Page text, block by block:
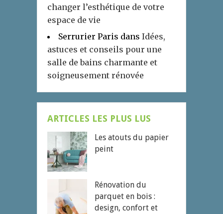
changer l’esthétique de votre
espace de vie
Serrurier Paris dans Idées,
astuces et conseils pour une
salle de bains charmante et
soigneusement rénovée
ARTICLES LES PLUS LUS
Les atouts du papier
peint
Rénovation du
parquet en bois :
design, confort et